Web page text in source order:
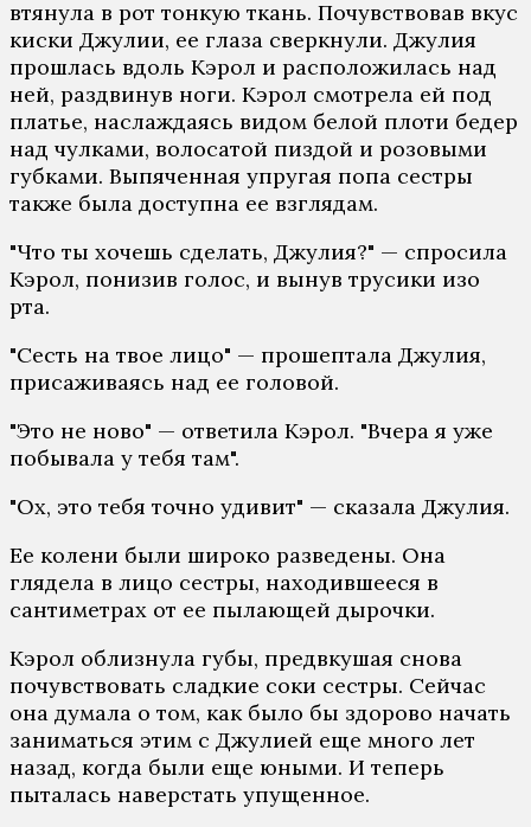
втянула в рот тонкую ткань. Почувствовав вкус
киски Джулии, ее глаза сверкнули. Джулия
прошлась вдоль Кэрол и расположилась над
ней, раздвинув ноги. Кэрол смотрела ей под
платье, наслаждаясь видом белой плоти бедер
над чулками, волосатой пиздой и розовыми
губками. Выпяченная упругая попа сестры
также была доступна ее взглядам.
"Что ты хочешь сделать, Джулия?" — спросила
Кэрол, понизив голос, и вынув трусики изо
рта.
"Сесть на твое лицо" — прошептала Джулия,
присаживаясь над ее головой.
"Это не ново" — ответила Кэрол. "Вчера я уже
побывала у тебя там".
"Ох, это тебя точно удивит" — сказала Джулия.
Ее колени были широко разведены. Она
глядела в лицо сестры, находившееся в
сантиметрах от ее пылающей дырочки.
Кэрол облизнула губы, предвкушая снова
почувствовать сладкие соки сестры. Сейчас
она думала о том, как было бы здорово начать
заниматься этим с Джулией еще много лет
назад, когда были еще юными. И теперь
пыталась наверстать упущенное.